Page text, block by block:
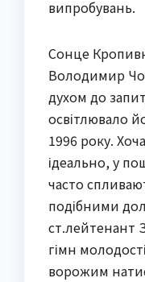
випробувань.
Сонце
Володимир
духом до
освітлювало
1996 року.
ідеально, у
часто
подібними
ст.лейтенант
гімн
ворожим